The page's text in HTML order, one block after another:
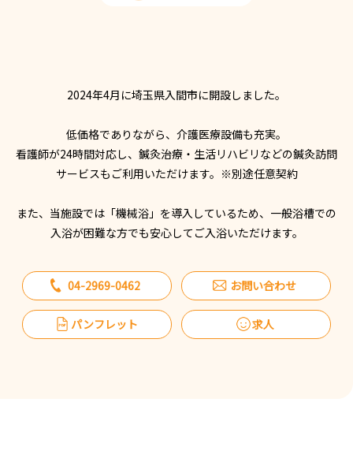
2024年4月に埼玉県入間市に開設しました。
低価格でありながら、介護医療設備も充実。
看護師が24時間対応し、鍼灸治療・生活リハビリなどの鍼灸訪問
サービスもご利用いただけます。※別途任意契約
また、当施設では「機械浴」を導入しているため、一般浴槽での
入浴が困難な方でも安心してご入浴いただけます。
04-2969-0462 お問い合わせ
パンフレット 求人